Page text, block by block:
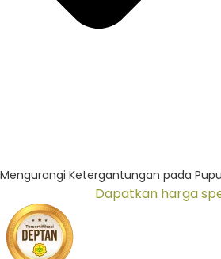
Mengurangi Ketergantungan pada
Dapatkan harga